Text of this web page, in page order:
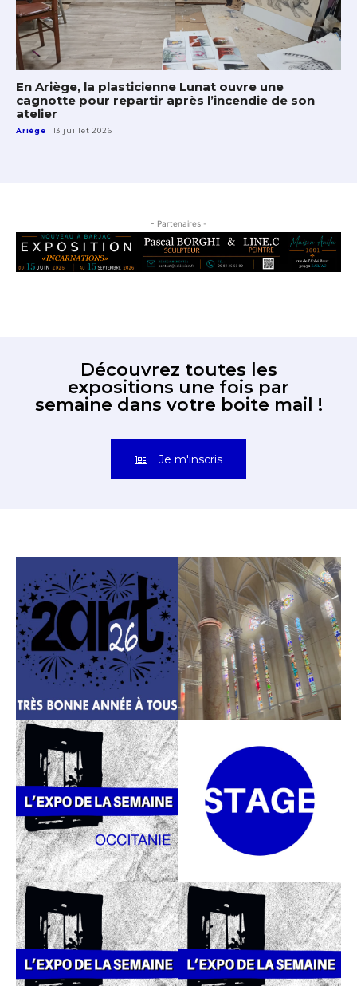
En Ariège, la plasticienne Lunat ouvre une
cagnotte pour repartir après l’incendie de son
atelier
Ariège 13 juillet 2026
- Partenaires -
Découvrez toutes les
expositions une fois par
semaine dans votre boite mail !
Je m'inscris